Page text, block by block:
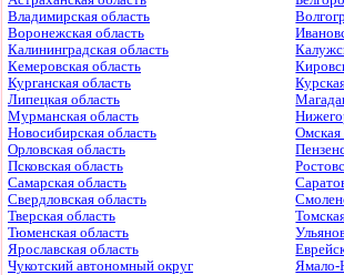
Владимирская область
Воронежская область
Калининградская область
Кемеровская область
Курганская область
Липецкая область
Мурманская область
Новосибирская область
Омская
Орловская область
Псковская область
Самарская область
Свердловская область
Тверская область
Тюменская область
Ярославская область
Чукотский автономный округ
Ямало-